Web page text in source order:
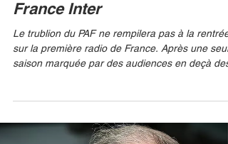
12 juin
Le trublion du PAF ne rempilera pas à la rentrée